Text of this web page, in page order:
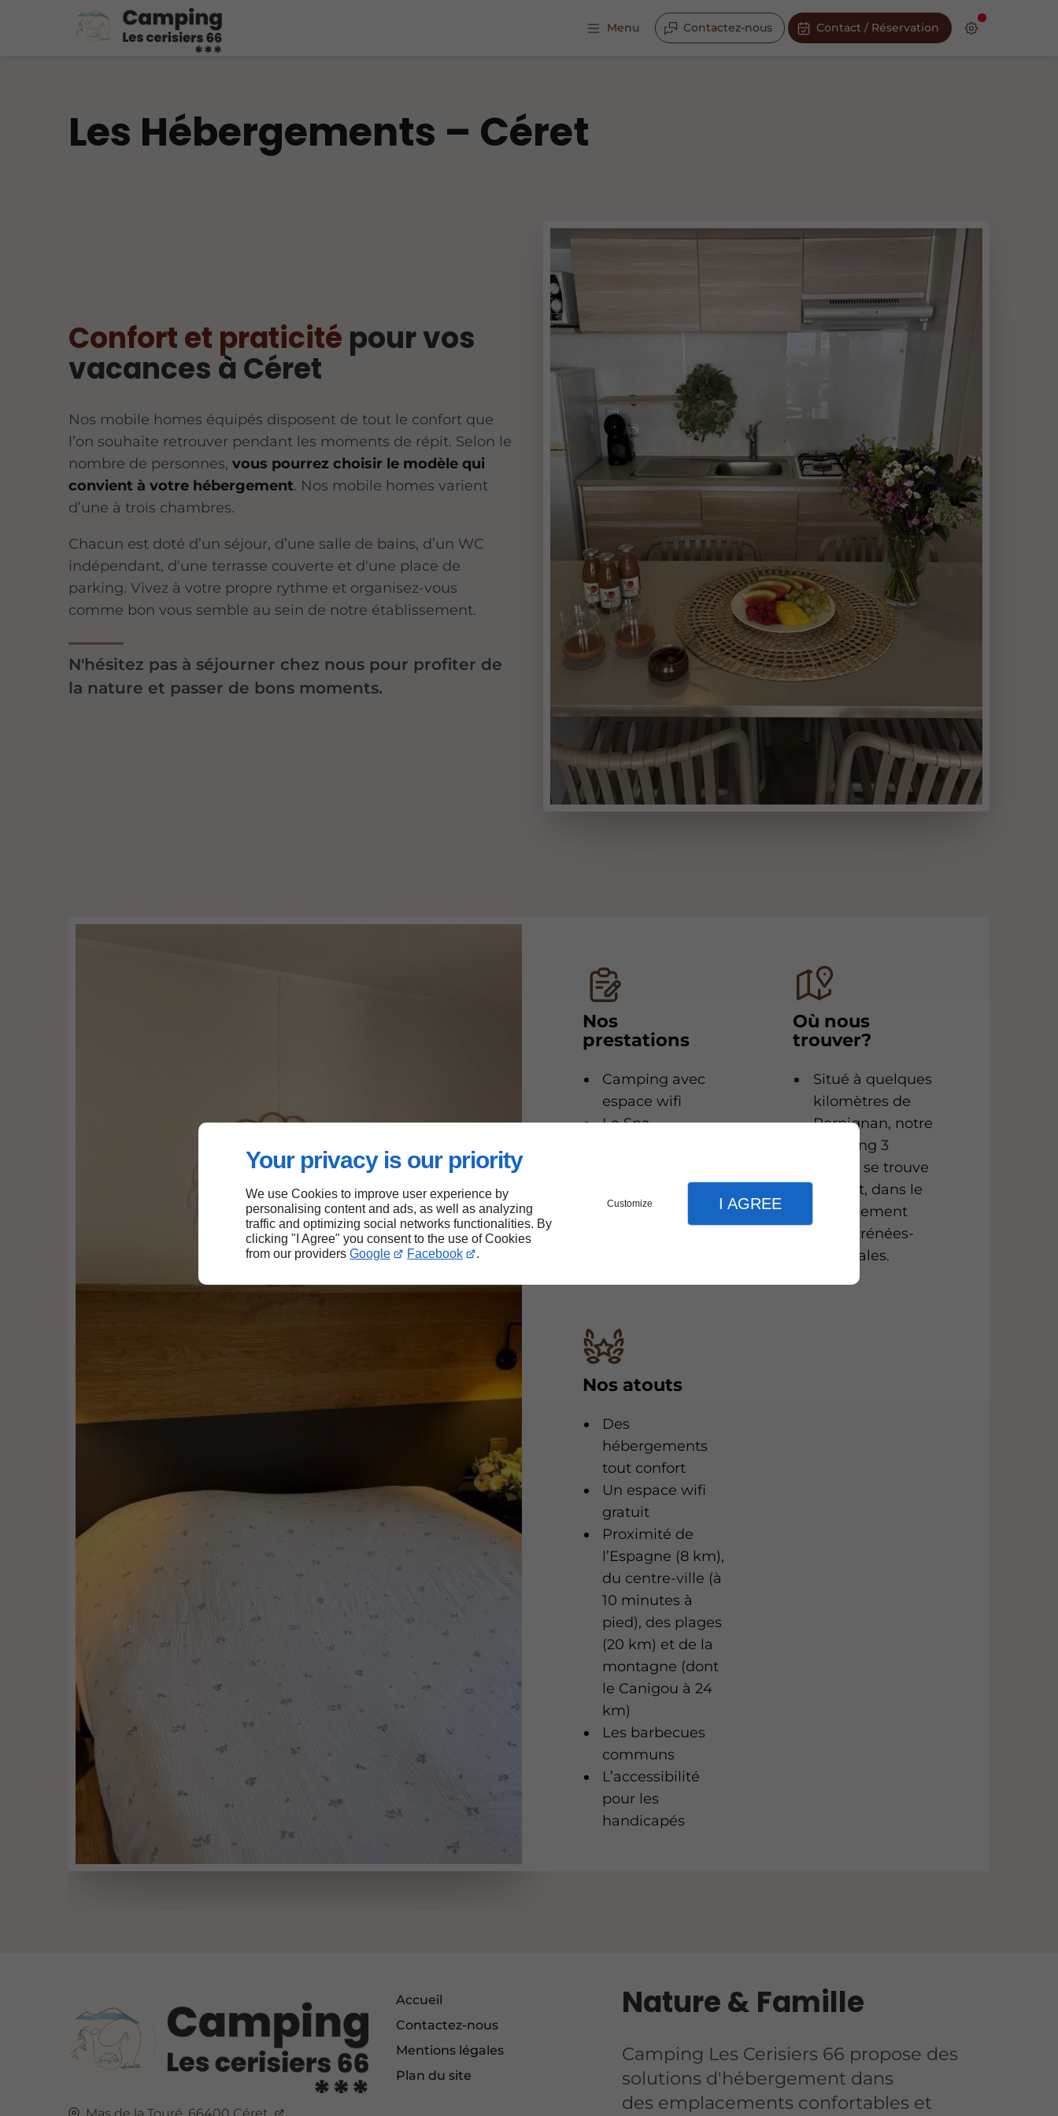
Your privacy is our priority
We use Cookies to improve user experience by
personalising content and ads, as well as analyzing
traffic and optimizing social networks functionalities. By
clicking "I Agree" you consent to the use of Cookies
from our providers Google Facebook .
Customize I AGREE
Menu Contactez-nous Contact / Réservation
Les Hébergements – Céret
Confort et praticité pour vos
vacances à Céret
Nos mobile homes équipés disposent de tout le confort que
l’on souhaite retrouver pendant les moments de répit. Selon le
nombre de personnes,vous pourrez choisir le modèle qui
convient à votre hébergement. Nos mobile homes varient
d’une à trois chambres.
Chacun est doté d’un séjour, d’une salle de bains, d’un WC
indépendant, d'une terrasse couverte et d'une place de
parking. Vivez à votre propre rythme et organisez-vous
comme bon vous semble au sein de notre établissement.
N'hésitez pas à séjourner chez nous pour profiter de
la nature et passer de bons moments.
Nos
prestations
Camping avec
espace wifi
Le Spa
La location de
Où nous
trouver?
Situé à quelques
kilomètres de
Perpignan, notre
camping 3
étoiles se trouve
à Céret, dans le
département
des Pyrénées-
Orientales.
Nos atouts
Des
hébergements
tout confort
Un espace wifi
gratuit
Proximité de
l’Espagne (8 km),
du centre-ville (à
10 minutes à
pied), des plages
(20 km) et de la
montagne (dont
le Canigou à 24
km)
Les barbecues
communs
L’accessibilité
pour les
handicapés
Mas de la Touré, 66400 Céret
Accueil
Contactez-nous
Mentions légales
Plan du site
Nature & Famille
Camping Les Cerisiers 66 propose des
solutions d'hébergement dans
des emplacements confortables et